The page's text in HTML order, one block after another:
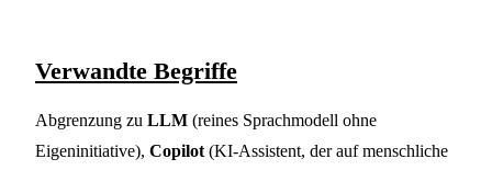
Verwandte Begriffe
Abgrenzung zu LLM (reines Sprachmodell ohne
Eigeninitiative), Copilot (KI-Assistent, der auf menschliche